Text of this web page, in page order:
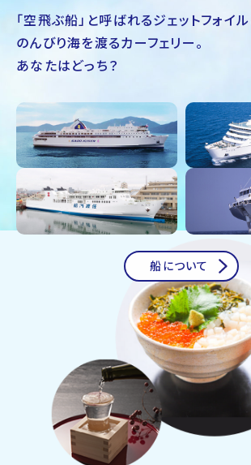
「空飛ぶ船」と呼ばれるジェットフォイル
のんびり海を渡るカーフェリー。
あなたはどっち？
船について